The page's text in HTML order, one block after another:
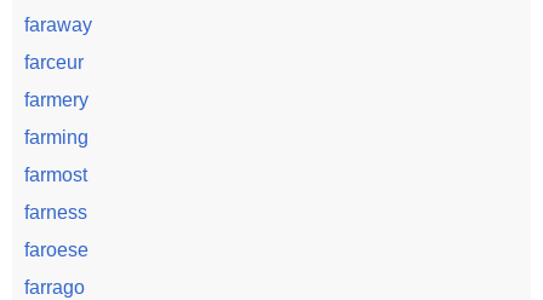
faraway
farceur
farmery
farming
farmost
farness
faroese
farrago